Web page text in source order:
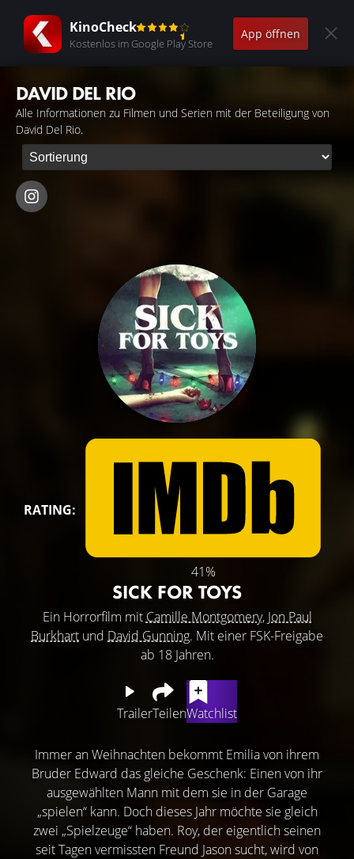
KinoCheck
Kostenlos im Google Play Store
App öffnen
DAVID DEL RIO
Alle Informationen zu Filmen und Serien mit der Beteiligung von
David Del Rio.
RATING:
41%
SICK FOR TOYS
Ein Horrorfilm mit Camille Montgomery, Jon Paul
Burkhart und David Gunning. Mit einer FSK-Freigabe
ab 18 Jahren.
TrailerTeilenWatchlist
Immer an Weihnachten bekommt Emilia von ihrem
Bruder Edward das gleiche Geschenk: Einen von ihr
ausgewählten Mann mit dem sie in der Garage
„spielen“ kann. Doch dieses Jahr möchte sie gleich
zwei „Spielzeuge“ haben. Roy, der eigentlich seinen
seit Tagen vermissten Freund Jason sucht, wird von